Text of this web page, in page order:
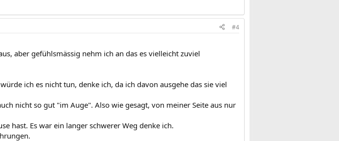
#4
aber gefühlsmässig nehm ich an das es vielleicht zuviel
ich es nicht tun, denke ich, da ich davon ausgehe das sie viel
nicht so gut "im Auge". Also wie gesagt, von meiner Seite aus nur
hast. Es war ein langer schwerer Weg denke ich.